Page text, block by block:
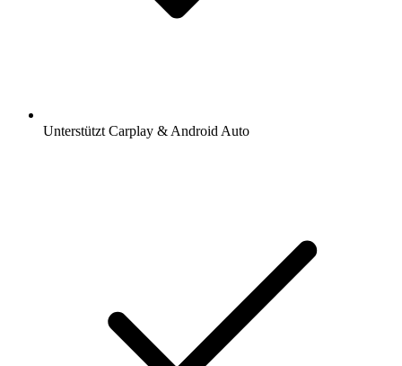
Unterstützt Carplay & Android Auto